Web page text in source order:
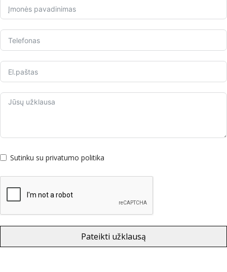
Sutinku su privatumo politika
Pateikti užklausą